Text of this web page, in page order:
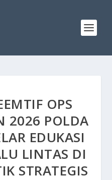
OPS
2026 POLDA
EDUKASI
LINTAS DI
STRATEGIS